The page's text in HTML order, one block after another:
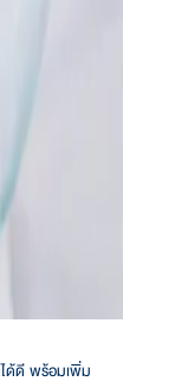
ด้ดี พร้อมเพิ่ม